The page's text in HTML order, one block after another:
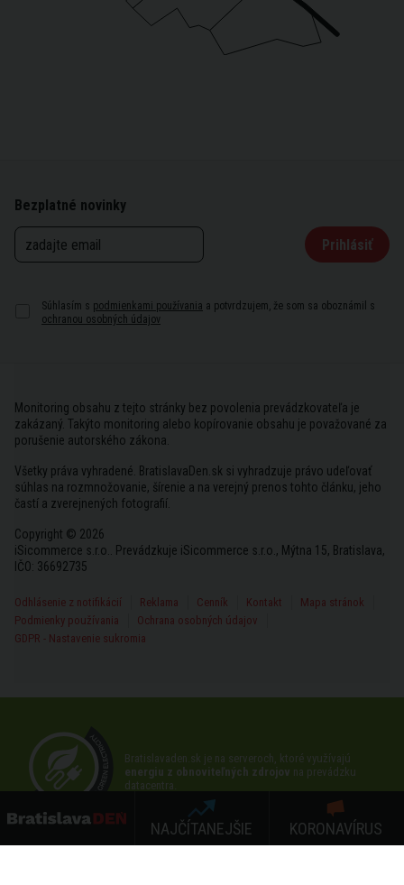
NAJČÍTANEJŠIE KORONAVÍRUS
Bezplatné novinky
Prihlásiť
Súhlasím s podmienkami používania a potvrdzujem, že som sa oboznámil s
ochranou osobných údajov
Monitoring obsahu z tejto stránky bez povolenia prevádzkovateľa je
zakázaný. Takýto monitoring alebo kopírovanie obsahu je považované za
porušenie autorského zákona.
Všetky práva vyhradené. BratislavaDen.sk si vyhradzuje právo udeľovať
súhlas na rozmnožovanie, šírenie a na verejný prenos tohto článku, jeho
častí a zverejnených fotografií.
Copyright © 2026
iSicommerce s.r.o.. Prevádzkuje iSicommerce s.r.o., Mýtna 15, Bratislava,
IČO: 36692735
Odhlásenie z notifikácií Reklama Cenník Kontakt
Mapa stránok
Podmienky používania
Ochrana osobných údajov
GDPR - Nastavenie sukromia
Bratislavaden.sk je na serveroch, ktoré využívajú
energiu z obnoviteľných zdrojov na prevádzku
datacentra.